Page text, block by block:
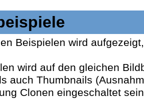
Beispielen wird
wird auf den gleichen
auch Thumbnails
Clonen eingeschaltet